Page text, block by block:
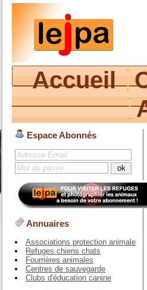
Accueil
Espace Abonnés
Annuaires
Associations protection animale
Refuges chiens chats
Fourrières animales
Centres de sauvegarde
Clubs d'éducation canine